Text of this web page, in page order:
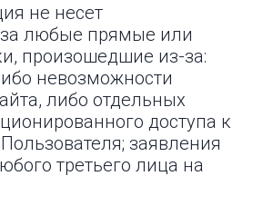
не несет
за любые прямые или
произошедшие из-за:
невозможности
либо отдельных
доступа к
заявления
третьего лица на